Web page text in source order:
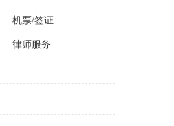
机票/签证
律师服务